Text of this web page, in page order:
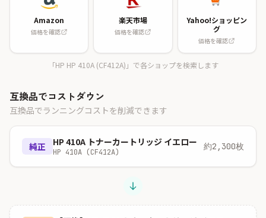
Amazon
価格を確認
楽天市場
価格を確認
Yahoo!ショッピン
グ
価格を確認
「HP HP 410A (CF412A)」で各ショップを検索します
互換品でコストダウン
互換品でランニングコストを削減できます
純正 HP 410A トナーカートリッジ イエロー
HP 410A (CF412A)
約2,300枚